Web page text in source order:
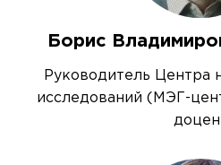
Борис
Руководитель Центра
исследований (МЭГ-